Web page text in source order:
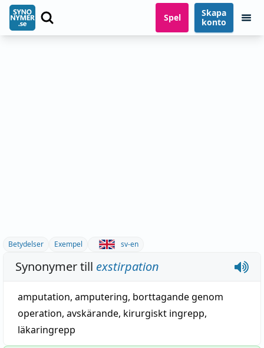
Spel
Skapa
konto
Betydelser Exempel sv-en
Synonymer till exstirpation
amputation, amputering, borttagande genom
operation, avskärande, kirurgiskt ingrepp,
läkaringrepp